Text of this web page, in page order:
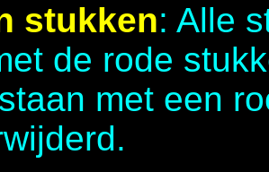
stukken: Alle
de rode
met een